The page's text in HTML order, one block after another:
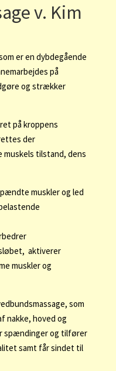
v. Kim
er en dybdegående
på
og strækker
på kroppens
der
tilstand, dens
muskler og led
aktiverer
muskler og
som
nakke, hoved og
spændinger og tilfører
samt får sindet til